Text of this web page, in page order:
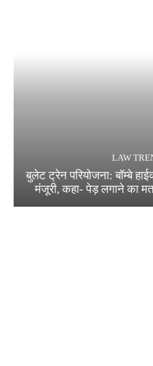
LAW
बुलेट ट्रेन परियोजना: बॉम्बे
मंजूरी, कहा- पेड़ लगाने का